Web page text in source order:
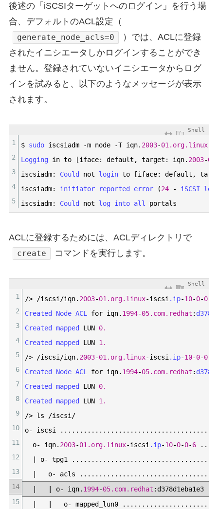
後述の「iSCSIターゲットへのログイン」を行う場
合、デフォルトのACL設定（
generate_node_acls=0
）では、ACLに登録
されたイニシエータしかログインすることができ
ません。登録されていないイニシエータからログ
インを試みると、以下のようなメッセージが表示
されます。
Shell
1
2
3
4
5
$ sudo iscsiadm -m node -T iqn. 2003-01.org.linux-
Logging in to [iface: default , target : iqn. 2003-
iscsiadm: Could not login to [iface: default ,
iscsiadm: initiator reported error (24 - iSCSI
iscsiadm: Could not log into all portals
ACLに登録するためには、ACLディレクトリで
create コマンドを実行します。
Shell
1
2
3
4
5
6
7
8
9
10
11
12
13
14
15
/> /iscsi/iqn. 2003-01.org.linux-iscsi.ip-10-0-0-
Created Node ACL for iqn. 1994-05.com.redhat :
Created mapped LUN 0.
Created mapped LUN 1.
/> /iscsi/iqn. 2003-01.org.linux-iscsi.ip-10-0-0-
Created Node ACL for iqn. 1994-05.com.redhat :
Created mapped LUN 0.
Created mapped LUN 1.
/> ls /iscsi/
o- iscsi . . . . . . . . . . . . . . . . . . . . . . . . . . . . . . . . . . . . . .
o- iqn. 2003-01.org.linux-iscsi.ip-10-0-0-6 . .
o- tpg1 . . . . . . . . . . . . . . . . . . . . . . . . . . . . . . . . . . .
o- acls . . . . . . . . . . . . . . . . . . . . . . . . . . . . . . . . .
o- iqn. 1994-05.com.redhat : d378d1eba1e3
o- mapped lun0 . . . . . . . . . . . . . . . . . . . . . .